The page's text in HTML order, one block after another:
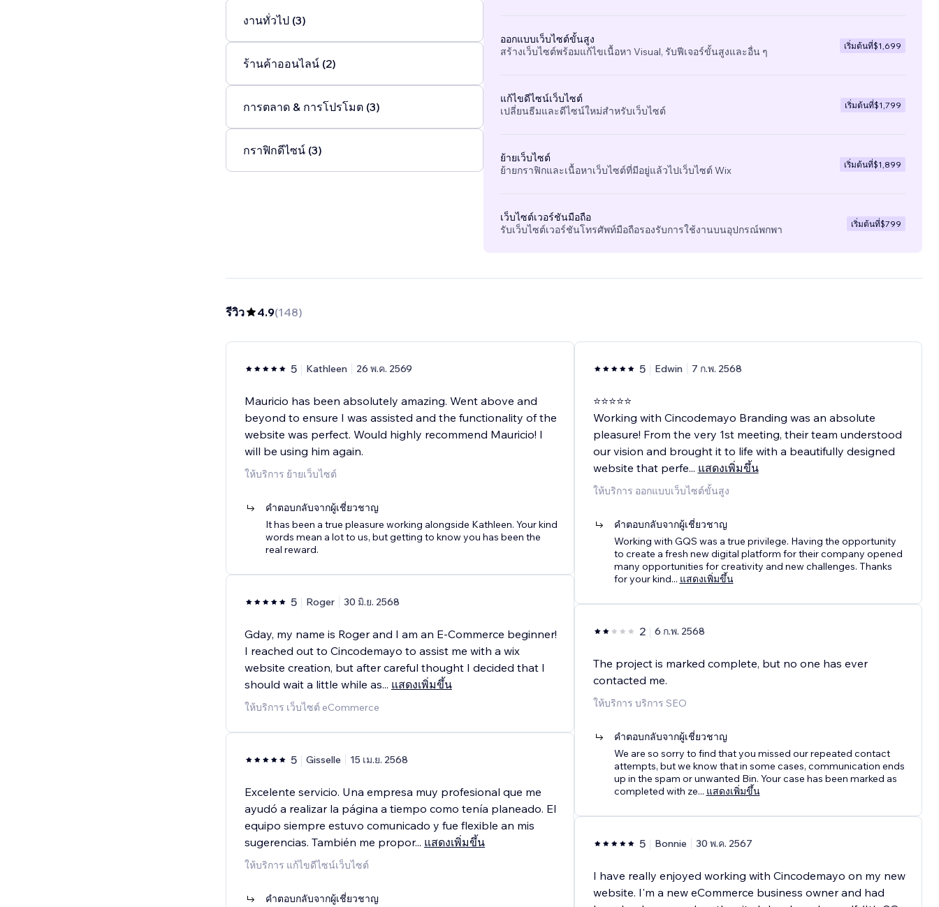
งานทั่วไป (3)
ร้านค้าออนไลน์ (2)
การตลาด & การโปรโมต (3)
กราฟิกดีไซน์ (3)
ออกแบบเว็บไซต์ขั้นสูง
สร้างเว็บไซต์พร้อมแก้ไขเนื้อหา Visual, รับฟีเจอร์ขั้นสูงและอื่น ๆ
เริ่มต้นที่$1,699
แก้ไขดีไซน์เว็บไซต์
เปลี่ยนธีมและดีไซน์ใหม่สำหรับเว็บไซต์
เริ่มต้นที่$1,799
ย้ายเว็บไซต์
ย้ายกราฟิกและเนื้อหาเว็บไซต์ที่มีอยู่แล้วไปเว็บไซต์ Wix
เริ่มต้นที่$1,899
เว็บไซต์เวอร์ชันมือถือ
รับเว็บไซต์เวอร์ชันโทรศัพท์มือถือรองรับการใช้งานบนอุปกรณ์พกพา
เริ่มต้นที่$799
รีวิว 4.9(148)
5 Kathleen 26 พ.ค. 2569
Mauricio has been absolutely amazing. Went above and
beyond to ensure I was assisted and the functionality of the
website was perfect. Would highly recommend Mauricio! I
will be using him again.
ให้บริการ ย้ายเว็บไซต์
คำตอบกลับจากผู้เชี่ยวชาญ
It has been a true pleasure working alongside Kathleen. Your kind
words mean a lot to us, but getting to know you has been the
real reward.
5 Roger 30 มิ.ย. 2568
Gday, my name is Roger and I am an E-Commerce beginner!
I reached out to Cincodemayo to assist me with a wix
website creation, but after careful thought I decided that I
should wait a little while as... แสดงเพิ่มขึ้น
ให้บริการ เว็บไซต์ eCommerce
5 Gisselle 15 เม.ย. 2568
Excelente servicio. Una empresa muy profesional que me
ayudó a realizar la página a tiempo como tenía planeado. El
equipo siempre estuvo comunicado y fue flexible an mis
sugerencias. También me propor... แสดงเพิ่มขึ้น
ให้บริการ แก้ไขดีไซน์เว็บไซต์
คำตอบกลับจากผู้เชี่ยวชาญ
5 Edwin 7 ก.พ. 2568
⭐️⭐️⭐️⭐️⭐️
Working with Cincodemayo Branding was an absolute
pleasure! From the very 1st meeting, their team understood
our vision and brought it to life with a beautifully designed
website that perfe... แสดงเพิ่มขึ้น
ให้บริการ ออกแบบเว็บไซต์ขั้นสูง
คำตอบกลับจากผู้เชี่ยวชาญ
Working with GQS was a true privilege. Having the opportunity
to create a fresh new digital platform for their company opened
many opportunities for creativity and new challenges. Thanks
for your kind... แสดงเพิ่มขึ้น
2 6 ก.พ. 2568
The project is marked complete, but no one has ever
contacted me.
ให้บริการ บริการ SEO
คำตอบกลับจากผู้เชี่ยวชาญ
We are so sorry to find that you missed our repeated contact
attempts, but we know that in some cases, communication ends
up in the spam or unwanted Bin. Your case has been marked as
completed with ze... แสดงเพิ่มขึ้น
5 Bonnie 30 พ.ค. 2567
I have really enjoyed working with Cincodemayo on my new
website. I'm a new eCommerce business owner and had